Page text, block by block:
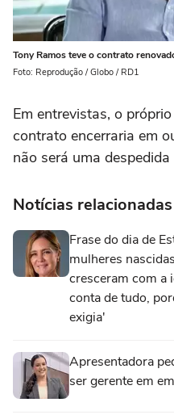
Tony Ramos teve o contrato
Foto: Reprodução / Globo / RD1
Em entrevistas, o
contrato encerraria em
não será uma
Notícias relacionadas
Frase do dia de
mulheres
cresceram com a
conta de tudo,
exigia'
Apresentadora
ser gerente em